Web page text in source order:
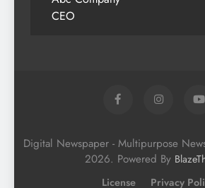
CEO
Digital Newspaper - Multipurpose
2026. Powered By
License Privacy